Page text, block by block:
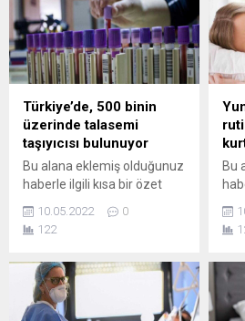
altında kalın olarak bu
şekilde gösterilir,
eklenmemişse bu alan boş
kalır.
Türkiye’de, 500 binin
üzerinde talasemi
taşıyıcısı bulunuyor
Bu alana eklemiş olduğunuz
haberle ilgili kısa bir özet
metin yazı düzenleme
sayfasında "Özet"
Özet eklenmişse başlık
altında kalın olarak bu
şekilde gösterilir,
10.05.2022
0
122
Bu